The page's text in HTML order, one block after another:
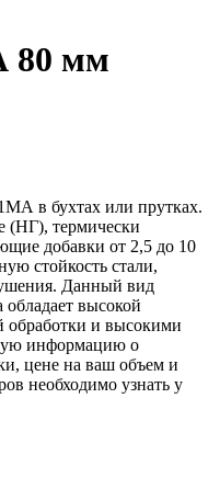
80 мм
в бухтах или прутках.
(НГ), термически
добавки от 2,5 до 10
стойкость стали,
Данный вид
обладает высокой
обработки и высокими
информацию о
цене на ваш объем и
необходимо узнать у